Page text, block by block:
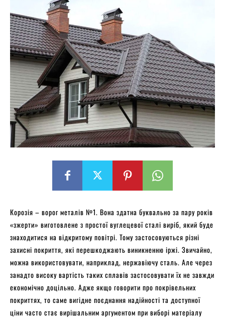
Корозія – ворог металів №1. Вона здатна буквально за пару років
«зжерти» виготовлене з простої вуглецевої сталі виріб, який буде
знаходитися на відкритому повітрі. Тому застосовуються різні
захисні покриття, які перешкоджають виникненню іржі. Звичайно,
можна використовувати, наприклад, нержавіючу сталь. Але через
занадто високу вартість таких сплавів застосовувати їх не завжди
економічно доцільно. Адже якщо говорити про покрівельних
покриттях, то саме вигідне поєднання надійності та доступної
ціни часто стає вирішальним аргументом при виборі матеріалу